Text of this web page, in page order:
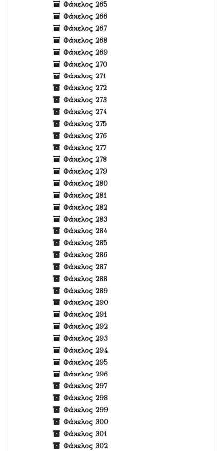
Φάκελος 265
Φάκελος 266
Φάκελος 267
Φάκελος 268
Φάκελος 269
Φάκελος 270
Φάκελος 271
Φάκελος 272
Φάκελος 273
Φάκελος 274
Φάκελος 275
Φάκελος 276
Φάκελος 277
Φάκελος 278
Φάκελος 279
Φάκελος 280
Φάκελος 281
Φάκελος 282
Φάκελος 283
Φάκελος 284
Φάκελος 285
Φάκελος 286
Φάκελος 287
Φάκελος 288
Φάκελος 289
Φάκελος 290
Φάκελος 291
Φάκελος 292
Φάκελος 293
Φάκελος 294
Φάκελος 295
Φάκελος 296
Φάκελος 297
Φάκελος 298
Φάκελος 299
Φάκελος 300
Φάκελος 301
Φάκελος 302